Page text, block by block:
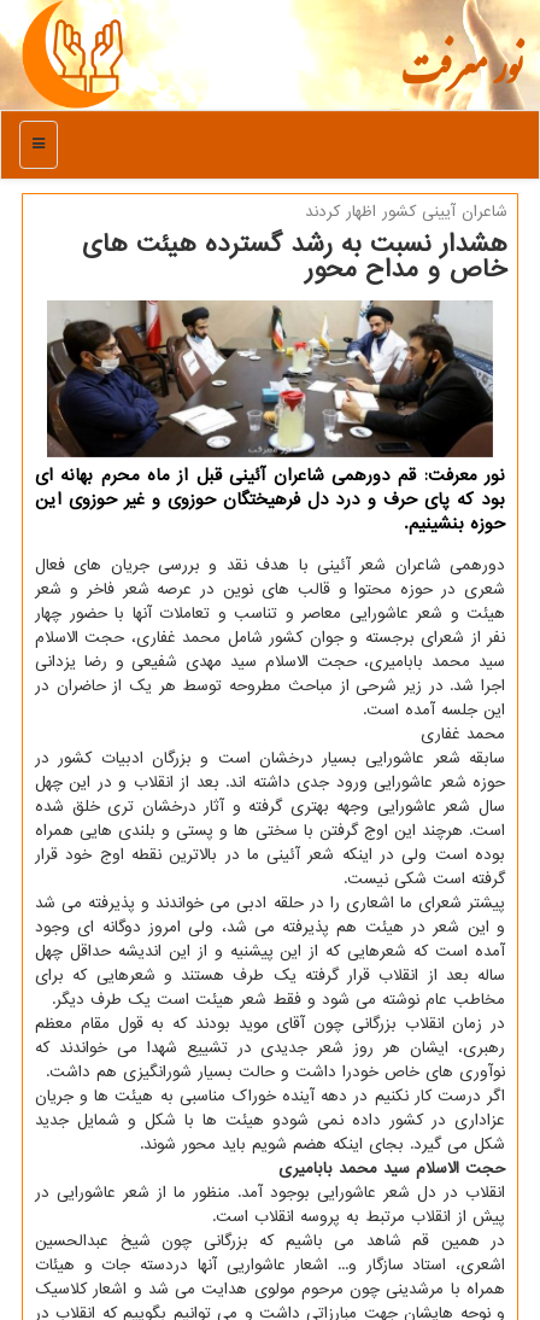
نور معرفت
منو
شاعران آیینی كشور اظهار كردند
هشدار نسبت به رشد گسترده هیئت های
خاص و مداح محور
نور معرفت: قم دورهمی شاعران آئینی قبل از ماه محرم بهانه ای
بود كه پای حرف و درد دل فرهیختگان حوزوی و غیر حوزوی این
حوزه بنشینیم.
دورهمی شاعران شعر آئینی با هدف نقد و بررسی جریان های فعال
شعری در حوزه محتوا و قالب های نوین در عرصه شعر فاخر و شعر
هیئت و شعر عاشورایی معاصر و تناسب و تعاملات آنها با حضور چهار
نفر از شعرای برجسته و جوان کشور شامل محمد غفاری، حجت الاسلام
سید محمد بابامیری، حجت الاسلام سید مهدی شفیعی و رضا یزدانی
اجرا شد. در زیر شرحی از مباحث مطروحه توسط هر یک از حاضران در
این جلسه آمده است.
محمد غفاری
سابقه شعر عاشورایی بسیار درخشان است و بزرگان ادبیات کشور در
حوزه شعر عاشورایی ورود جدی داشته اند. بعد از انقلاب و در این چهل
سال شعر عاشورایی وجهه بهتری گرفته و آثار درخشان تری خلق شده
است. هرچند این اوج گرفتن با سختی ها و پستی و بلندی هایی همراه
بوده است ولی در اینکه شعر آئینی ما در بالاترین نقطه اوج خود قرار
گرفته است شکی نیست.
پیشتر شعرای ما اشعاری را در حلقه ادبی می خواندند و پذیرفته می شد
و این شعر در هیئت هم پذیرفته می شد، ولی امروز دوگانه ای وجود
آمده است که شعرهایی که از این پیشنیه و از این اندیشه حداقل چهل
ساله بعد از انقلاب قرار گرفته یک طرف هستند و شعرهایی که برای
مخاطب عام نوشته می شود و فقط شعر هیئت است یک طرف دیگر.
در زمان انقلاب بزرگانی چون آقای موید بودند که به قول مقام معظم
رهبری، ایشان هر روز شعر جدیدی در تشییع شهدا می خواندند که
نوآوری های خاص خودرا داشت و حالت بسیار شورانگیزی هم داشت.
اگر درست کار نکنیم در دهه آینده خوراک مناسبی به هیئت ها و جریان
عزاداری در کشور داده نمی شودو هیئت ها با شکل و شمایل جدید
شکل می گیرد. بجای اینکه هضم شویم باید محور شوند.
حجت الاسلام سید محمد بابامیری
انقلاب در دل شعر عاشورایی بوجود آمد. منظور ما از شعر عاشورایی در
پیش از انقلاب مرتبط به پروسه انقلاب است.
در همین قم شاهد می باشیم که بزرگانی چون شیخ عبدالحسین
اشعری، استاد سازگار و... اشعار عاشواریی آنها دردسته جات و هیئات
همراه با مرشدینی چون مرحوم مولوی هدایت می شد و اشعار کلاسیک
و نوحه هایشان جهت مبارزاتی داشت و می توانیم بگوییم که انقلاب در